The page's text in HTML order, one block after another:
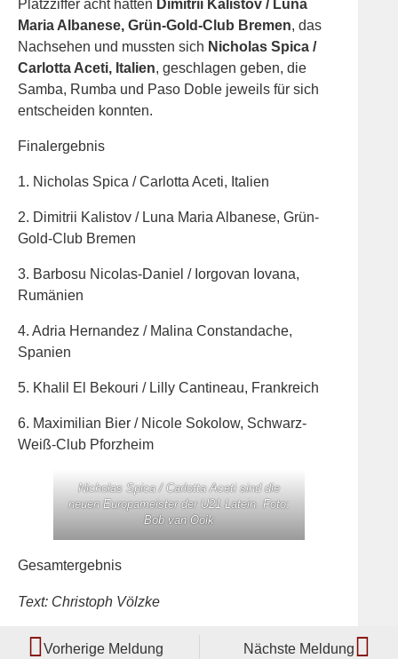
Maria Albanese, Grün-Gold-Club Bremen , das
Nachsehen und mussten sich Nicholas Spica /
Carlotta Aceti, Italien , geschlagen geben, die
Samba, Rumba und Paso Doble jeweils für sich
entscheiden konnten.
Finalergebnis
1. Nicholas Spica / Carlotta Aceti, Italien
2. Dimitrii Kalistov / Luna Maria Albanese, Grün-
Gold-Club Bremen
3. Barbosu Nicolas-Daniel / Iorgovan Iovana,
Rumänien
4. Adria Hernandez / Malina Constandache,
Spanien
5. Khalil El Bekouri / Lilly Cantineau, Frankreich
6. Maximilian Bier / Nicole Sokolow, Schwarz-
Weiß-Club Pforzheim
Nicholas Spica / Carlotta Aceti sind die
neuen Europameister der U21 Latein. Foto:
Bob van Ooik
Gesamtergebnis
Text: Christoph Völzke
Vorherige Meldung Nächste Meldung